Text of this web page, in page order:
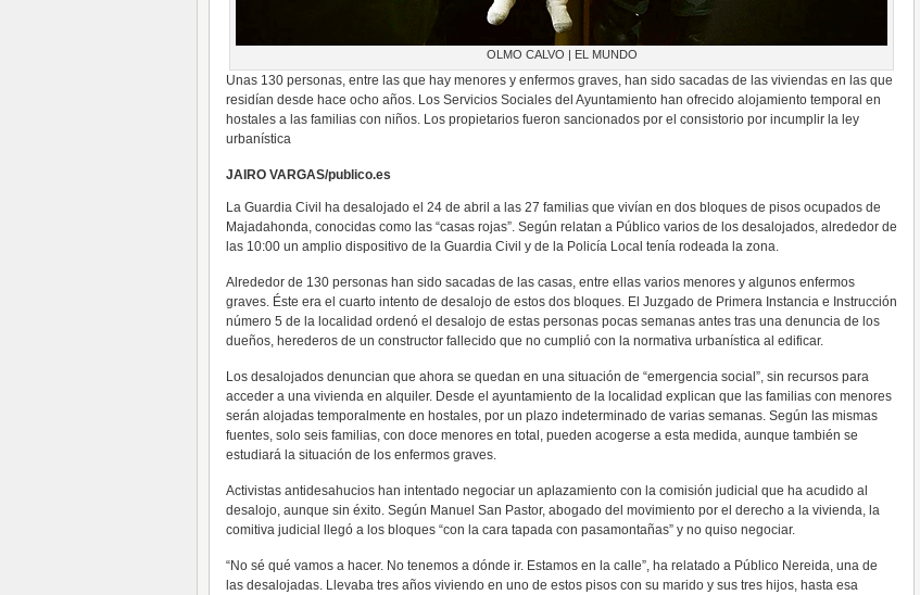
OLMO CALVO | EL MUNDO
Unas 130 personas, entre las que hay menores y enfermos graves, han sido sacadas de las viviendas en las que
residían desde hace ocho años. Los Servicios Sociales del Ayuntamiento han ofrecido alojamiento temporal en
hostales a las familias con niños. Los propietarios fueron sancionados por el consistorio por incumplir la ley
urbanística
JAIRO VARGAS/publico.es
La Guardia Civil ha desalojado el 24 de abril a las 27 familias que vivían en dos bloques de pisos ocupados de
Majadahonda, conocidas como las “casas rojas”. Según relatan a Público varios de los desalojados, alrededor de
las 10:00 un amplio dispositivo de la Guardia Civil y de la Policía Local tenía rodeada la zona.
Alrededor de 130 personas han sido sacadas de las casas, entre ellas varios menores y algunos enfermos
graves. Éste era el cuarto intento de desalojo de estos dos bloques. El Juzgado de Primera Instancia e Instrucción
número 5 de la localidad ordenó el desalojo de estas personas pocas semanas antes tras una denuncia de los
dueños, herederos de un constructor fallecido que no cumplió con la normativa urbanística al edificar.
Los desalojados denuncian que ahora se quedan en una situación de “emergencia social”, sin recursos para
acceder a una vivienda en alquiler. Desde el ayuntamiento de la localidad explican que las familias con menores
serán alojadas temporalmente en hostales, por un plazo indeterminado de varias semanas. Según las mismas
fuentes, solo seis familias, con doce menores en total, pueden acogerse a esta medida, aunque también se
estudiará la situación de los enfermos graves.
Activistas antidesahucios han intentado negociar un aplazamiento con la comisión judicial que ha acudido al
desalojo, aunque sin éxito. Según Manuel San Pastor, abogado del movimiento por el derecho a la vivienda, la
comitiva judicial llegó a los bloques “con la cara tapada con pasamontañas” y no quiso negociar.
“No sé qué vamos a hacer. No tenemos a dónde ir. Estamos en la calle”, ha relatado a Público Nereida, una de
las desalojadas. Llevaba tres años viviendo en uno de estos pisos con su marido y sus tres hijos, hasta esa